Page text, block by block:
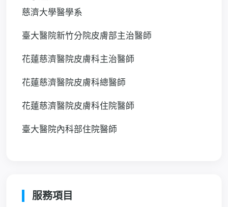
慈濟大學醫學系
臺大醫院新竹分院皮膚部主治醫師
花蓮慈濟醫院皮膚科主治醫師
花蓮慈濟醫院皮膚科總醫師
花蓮慈濟醫院皮膚科住院醫師
臺大醫院內科部住院醫師
服務項目